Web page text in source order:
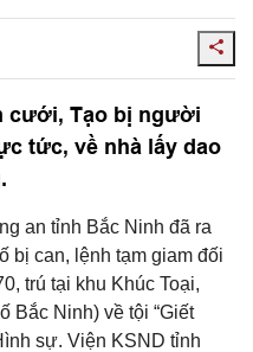
cưới, Tạo bị người
tức, về nhà lấy dao
an tỉnh Bắc Ninh đã ra
bị can, lệnh tạm giam đối
trú tại khu Khúc Toại,
Bắc Ninh) về tội “Giết
sự. Viện KSND tỉnh